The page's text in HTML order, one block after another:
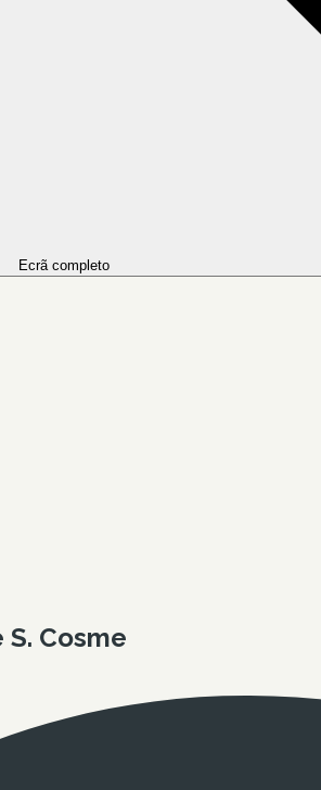
Ecrã completo
Cosme